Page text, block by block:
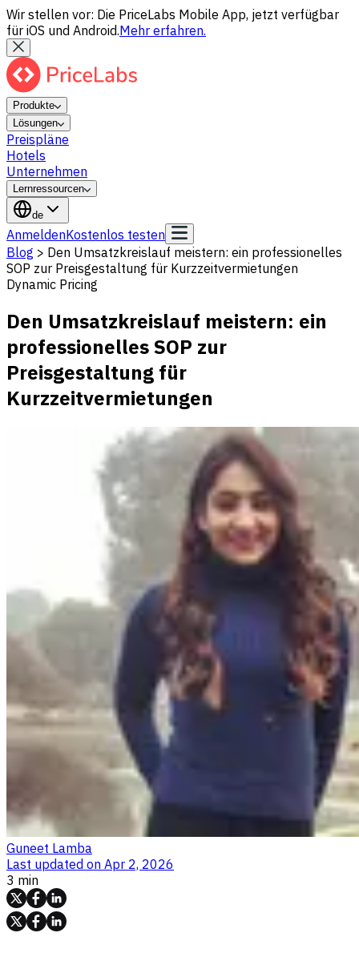
Wir stellen vor: Die PriceLabs Mobile App, jetzt verfügbar
für iOS und Android.Mehr erfahren.
Produkte
Lösungen
Preispläne
Hotels
Unternehmen
Lernressourcen
de
AnmeldenKostenlos testen
Blog > Den Umsatzkreislauf meistern: ein professionelles
SOP zur Preisgestaltung für Kurzzeitvermietungen
Dynamic Pricing
Den Umsatzkreislauf meistern: ein
professionelles SOP zur
Preisgestaltung für
Kurzzeitvermietungen
Guneet Lamba
Last updated on Apr 2, 2026
3 min